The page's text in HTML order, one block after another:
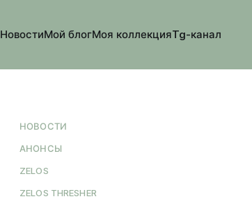
НовостиМой блогМоя коллекцияTg-канал
НОВОСТИ
АНОНСЫ
ZELOS
ZELOS THRESHER